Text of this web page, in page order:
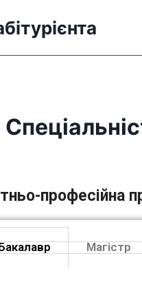
професійна
Магістр